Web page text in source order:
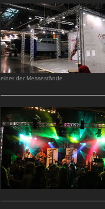
einer der Messestände